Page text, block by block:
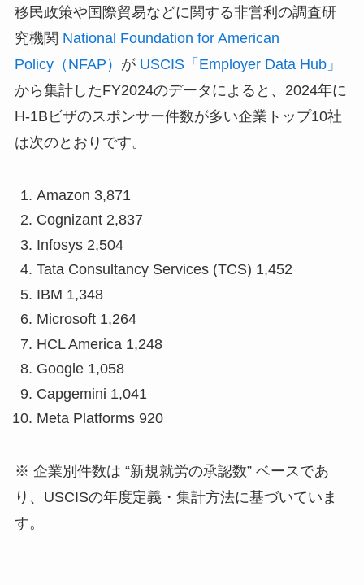
移民政策や国際貿易などに関する非営利の調査研
究機関 National Foundation for American
Policy（NFAP） が USCIS「Employer Data Hub」
から集計したFY2024のデータによると、2024年に
H-1Bビザのスポンサー件数が多い企業トップ10社
は次のとおりです。
Amazon 3,871
Cognizant 2,837
Infosys 2,504
Tata Consultancy Services (TCS) 1,452
IBM 1,348
Microsoft 1,264
HCL America 1,248
Google 1,058
Capgemini 1,041
Meta Platforms 920
※ 企業別件数は “新規就労の承認数” ベースであ
り、USCISの年度定義・集計方法に基づいていま
す。